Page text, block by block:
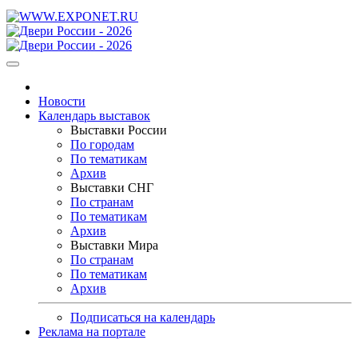
Новости
Календарь выставок
Выставки России
По городам
По тематикам
Архив
Выставки СНГ
По странам
По тематикам
Архив
Выставки Мира
По странам
По тематикам
Архив
Подписаться на календарь
Реклама на портале